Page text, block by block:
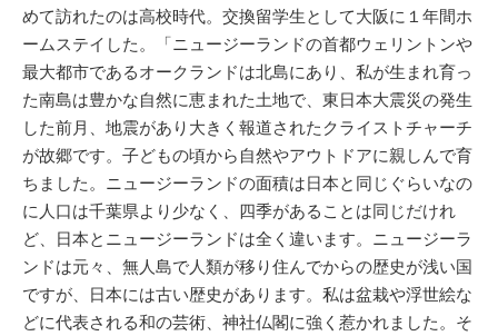
めて訪れたのは高校時代。交換留学生として大阪に１年間ホ
ームステイした。「ニュージーランドの首都ウェリントンや
最大都市であるオークランドは北島にあり、私が生まれ育っ
た南島は豊かな自然に恵まれた土地で、東日本大震災の発生
した前月、地震があり大きく報道されたクライストチャーチ
が故郷です。子どもの頃から自然やアウトドアに親しんで育
ちました。ニュージーランドの面積は日本と同じぐらいなの
に人口は千葉県より少なく、四季があることは同じだけれ
ど、日本とニュージーランドは全く違います。ニュージーラ
ンドは元々、無人島で人類が移り住んでからの歴史が浅い国
ですが、日本には古い歴史があります。私は盆栽や浮世絵な
どに代表される和の芸術、神社仏閣に強く惹かれました。そ